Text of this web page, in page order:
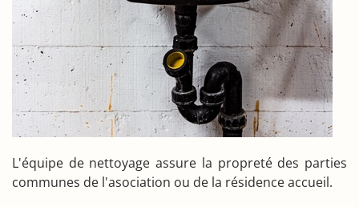
L'équipe de nettoyage assure la propreté des parties
communes de l'asociation ou de la résidence accueil.